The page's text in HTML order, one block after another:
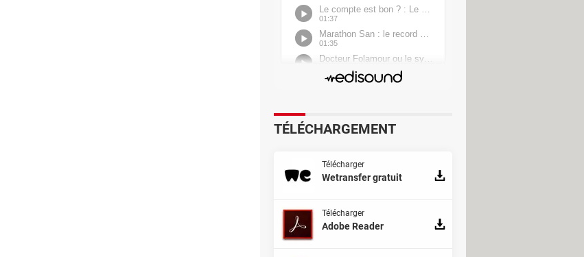
TÉLÉCHARGEMENT
Télécharger
Wetransfer gratuit
Télécharger
Adobe Reader